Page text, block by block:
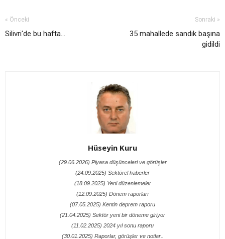
« Önceki
Silivri'de bu hafta...
Sonraki »
35 mahallede sandık başına
gidildi
Hüseyin Kuru
(29.06.2026) Piyasa düşünceleri ve görüşler
(24.09.2025) Sektörel haberler
(18.09.2025) Yeni düzenlemeler
(12.09.2025) Dönem raporları
(07.05.2025) Kentin deprem raporu
(21.04.2025) Sektör yeni bir döneme giriyor
(11.02.2025) 2024 yıl sonu raporu
(30.01.2025) Raporlar, görüşler ve notlar..